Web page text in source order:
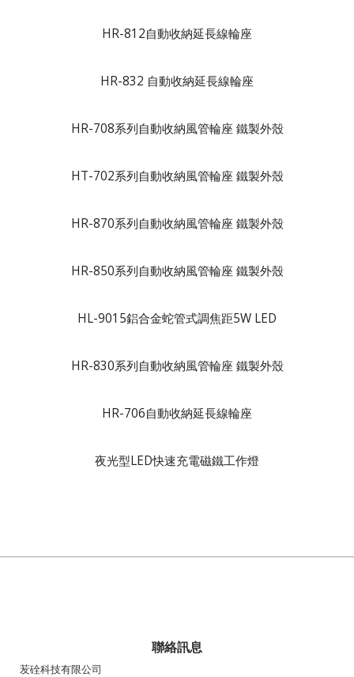
HR-812自動收納延長線輪座
HR-832 自動收納延長線輪座
HR-708系列自動收納風管輪座 鐵製外殼
HT-702系列自動收納風管輪座 鐵製外殼
HR-870系列自動收納風管輪座 鐵製外殼
HR-850系列自動收納風管輪座 鐵製外殼
HL-9015鋁合金蛇管式調焦距5W LED
HR-830系列自動收納風管輪座 鐵製外殼
HR-706自動收納延長線輪座
夜光型LED快速充電磁鐵工作燈
聯絡訊息
苃硂科技有限公司